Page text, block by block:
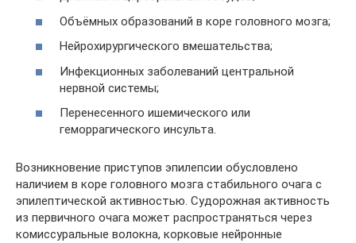
Объёмных образований в коре головного мозга;
Нейрохирургического вмешательства;
Инфекционных заболеваний центральной
нервной системы;
Перенесенного ишемического или
геморрагического инсульта.
Возникновение приступов эпилепсии обусловлено
наличием в коре головного мозга стабильного очага с
эпилептической активностью. Судорожная активность
из первичного очага может распространяться через
комиссуральные волокна, корковые нейронные